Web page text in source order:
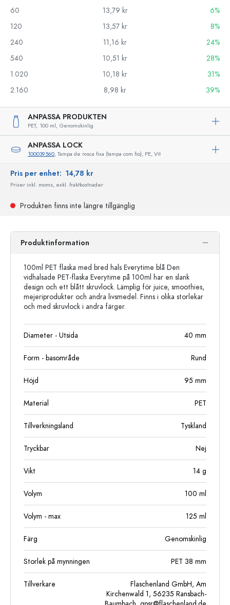
60
13,79 kr
6%
120
13,57 kr
8%
240
11,16 kr
24%
540
10,51 kr
28%
1.020
10,18 kr
31%
2.160
8,98 kr 39%
ANPASSA PRODUKTEN
PET, 100 ml, Genomskinlig
ANPASSA LOCK
100039560, Tampa de rosca fixa (tampa com fio), PE, Vit
Pris per enhet: 14,78 kr
Priser inkl. moms, exkl. fraktkostnader
Produkten finns inte längre tillgänglig
Produktinformation
100ml PET flaska med bred hals Everytime blå Den
vidhalsade PET-flaska Everytime på 100ml har en slank
design och ett blått skruvlock. Lämplig för juice, smoothies,
mejeriprodukter och andra livsmedel. Finns i olika storlekar
och med skruvlock i andra färger.
Diameter - Utsida 40 mm
Form - basområde Rund
Höjd 95 mm
Material PET
Tillverkningsland Tyskland
Tryckbar Nej
Vikt 14 g
Volym 100 ml
Volym - max 125 ml
Färg Genomskinlig
Storlek på mynningen PET 38 mm
Tillverkare
Flaschenland GmbH, Am
Kirchenwald 1, 56235 Ransbach-